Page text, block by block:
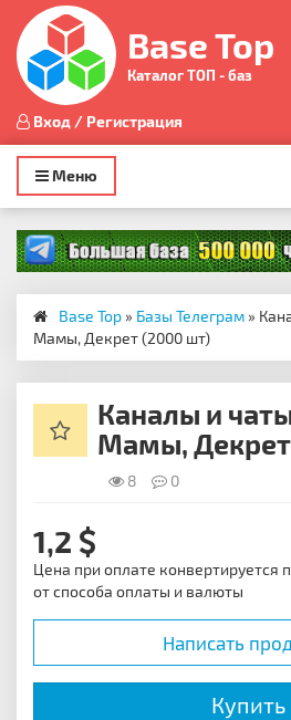
Base Top
Каталог ТОП - баз
Вход / Регистрация
Toggle
navigation
Меню
Base Top » Базы Телеграм »
Мамы, Декрет (2000 шт)
Каналы и
Мамы,
8 0
1,2
Цена при оплате конвертируется
от способа оплаты и валюты
Написать
Купить